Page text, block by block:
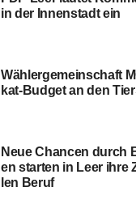
in der Innen­stadt ein
Wäh­ler­ge­mein­schaft
kat-Bud­get an den
Neue Chan­cen durch
en star­ten in Leer ihre
len Beruf